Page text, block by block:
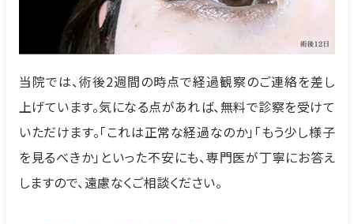
当院では、術後2週間の時点で経過観察のご連絡を差し
上げています。気になる点があれば、無料で診察を受けて
いただけます。「これは正常な経過なのか」「もう少し様子
を見るべきか」といった不安にも、専門医が丁寧にお答え
しますので、遠慮なくご相談ください。